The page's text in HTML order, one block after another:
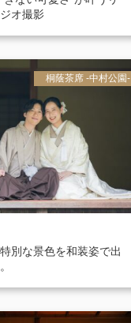
オ撮影
別な景色を和装姿で出
桐蔭茶席 -中村公園-